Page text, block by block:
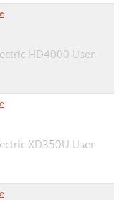
HD4000 User
XD350U User